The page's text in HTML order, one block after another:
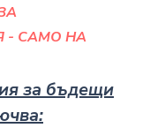
- САМО НА
за бъдещи